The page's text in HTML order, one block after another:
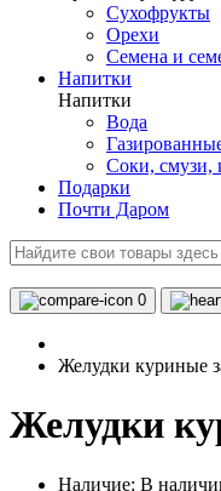
Сухофрукты
Орехи
Семена и
Напитки
Напитки
Вода
Соки, смузи,
Подарки
Почти Даром
0
Желудки куриные
Желудки
Наличие: В